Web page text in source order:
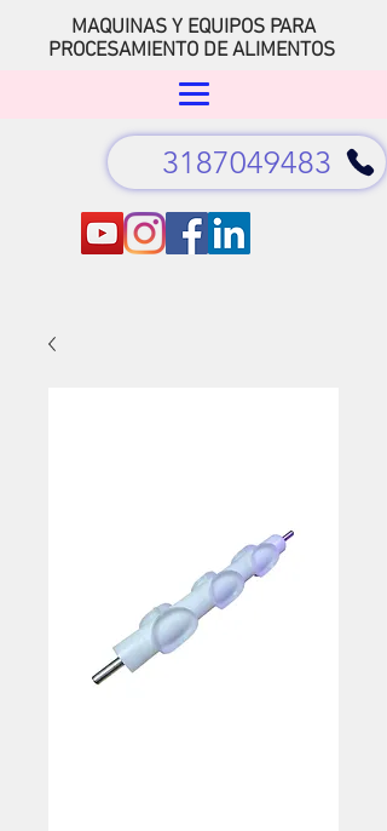
MAQUINAS Y EQUIPOS PARA
PROCESAMIENTO DE ALIMENTOS
3187049483